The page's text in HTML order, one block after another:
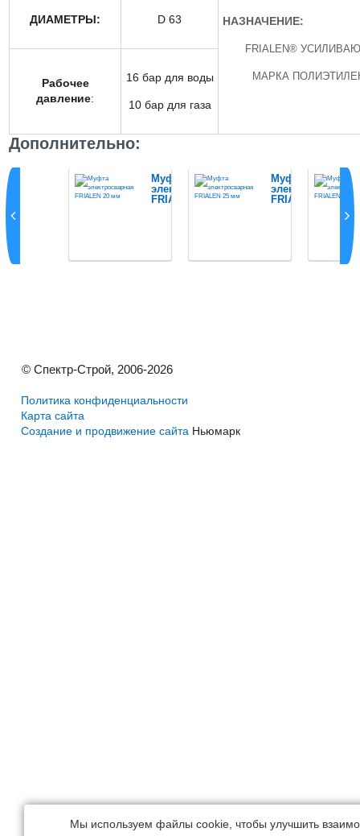
ДИАМЕТРЫ: D 63 НАЗНАЧЕНИЕ:
FRIALEN®
МАРКА
Рабочее
давление:
16 бар для воды
10 бар для газа
Дополнительно:
Муфта
электросварная
FRIALEN 20 мм
Муфта
электросварная
FRIALEN 25 мм
© Спектр-Строй, 2006-2026
Политика конфиденциальности
Карта сайта
Создание и продвижение сайта Ньюмарк
Мы используем файлы cookie, чтобы улучшить